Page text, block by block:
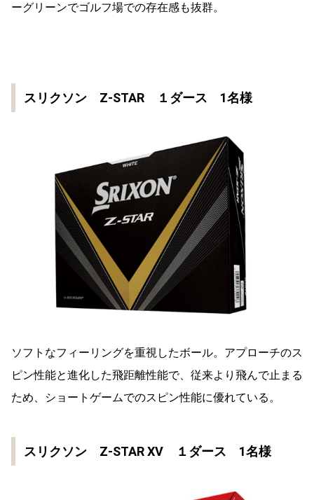
ーグリーンでゴルフ場での存在感も抜群。
スリクソン Z-STAR １ダース 1名様
ソフトなフィーリングを重視したボール。アプローチのス
ピン性能と進化した飛距離性能で、従来より飛んで止まる
ため、ショートゲームでのスピン性能に優れている。
スリクソン Z-STAR XV １ダース 1名様